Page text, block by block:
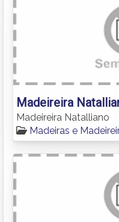
Madeireira
Madeireira Natalliano
Madeiras e